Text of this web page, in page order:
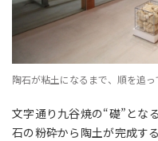
陶石が粘土になるまで、順を追っ
文字通り九谷焼の“礎”とな
石の粉砕から陶土が完成す